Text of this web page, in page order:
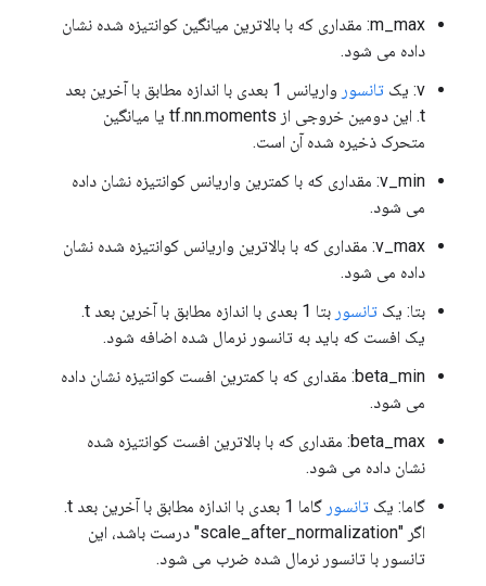
m_max: مقداری که با بالاترین میانگین کوانتیزه شده نشان
داده می شود.
v: یک
تانسور
واریانس 1 بعدی با اندازه مطابق با آخرین بعد
t. این دومین خروجی از tf.nn.moments یا میانگین
متحرک ذخیره شده آن است.
v_min: مقداری که با کمترین واریانس کوانتیزه نشان داده
می شود.
v_max: مقداری که با بالاترین واریانس کوانتیزه شده نشان
داده می شود.
بتا: یک تانسور
بتا 1 بعدی با اندازه مطابق با آخرین بعد t.
یک افست که باید به تانسور نرمال شده اضافه شود.
beta_min: مقداری که با کمترین افست کوانتیزه نشان داده
می شود.
beta_max: مقداری که با بالاترین افست کوانتیزه شده
نشان داده می شود.
گاما: یک تانسور
گاما 1 بعدی با اندازه مطابق با آخرین بعد t.
اگر "scale_after_normalization" درست باشد، این
تانسور با تانسور نرمال شده ضرب می شود.